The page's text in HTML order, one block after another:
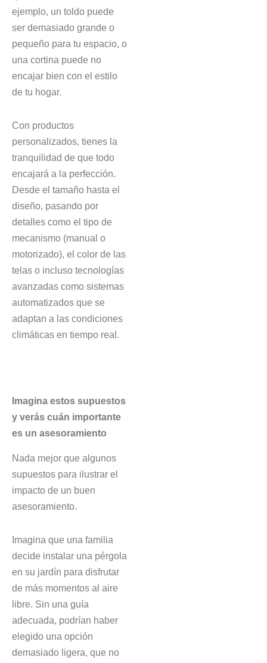
ejemplo, un toldo puede
ser demasiado grande o
pequeño para tu espacio, o
una cortina puede no
encajar bien con el estilo
de tu hogar.
Con productos
personalizados, tienes la
tranquilidad de que todo
encajará a la perfección.
Desde el tamaño hasta el
diseño, pasando por
detalles como el tipo de
mecanismo (manual o
motorizado), el color de las
telas o incluso tecnologías
avanzadas como sistemas
automatizados que se
adaptan a las condiciones
climáticas en tiempo real.
Imagina estos supuestos
y verás cuán importante
es un asesoramiento
Nada mejor que algunos
supuestos para ilustrar el
impacto de un buen
asesoramiento.
Imagina que una familia
decide instalar una pérgola
en su jardín para disfrutar
de más momentos al aire
libre. Sin una guía
adecuada, podrían haber
elegido una opción
demasiado ligera, que no